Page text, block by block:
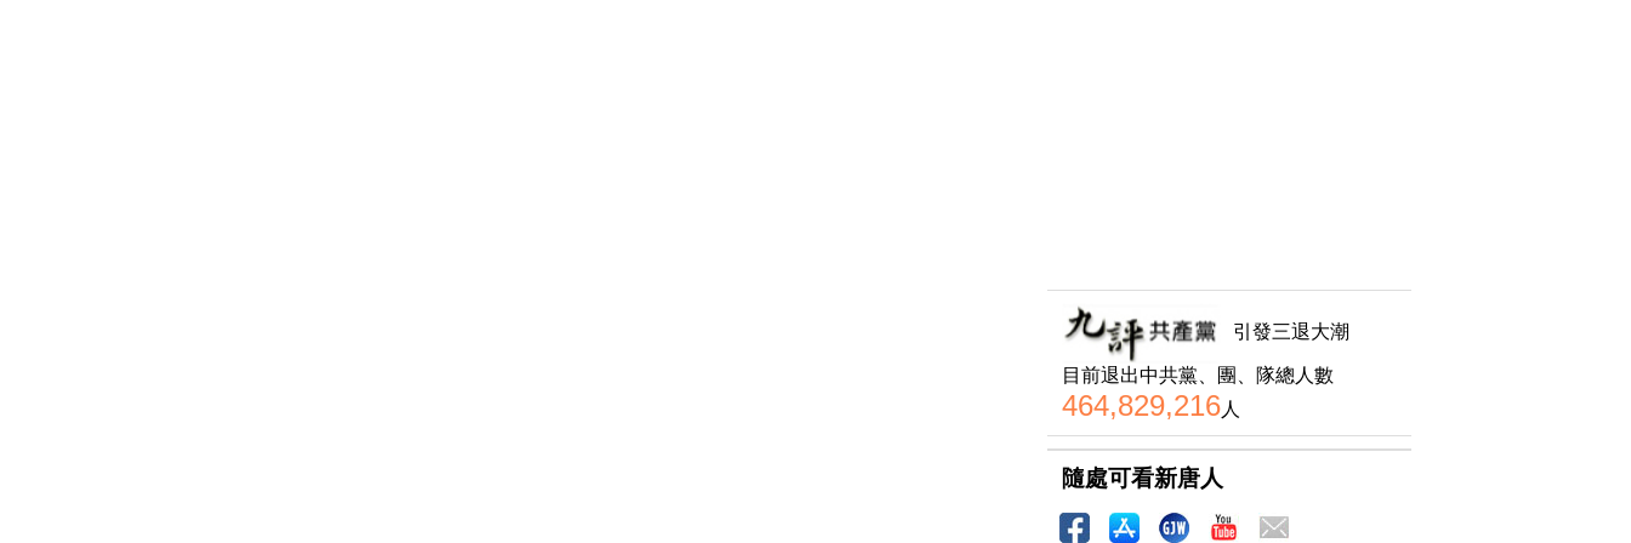
引發三退大潮
目前退出中共黨、團、隊總人數
464,829,216人
隨處可看新唐人